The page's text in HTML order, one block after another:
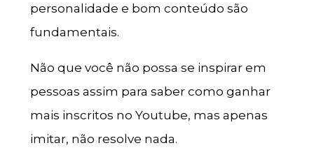
personalidade e bom conteúdo são
fundamentais.
Não que você não possa se inspirar em
pessoas assim para saber como ganhar
mais inscritos no Youtube, mas apenas
imitar, não resolve nada.